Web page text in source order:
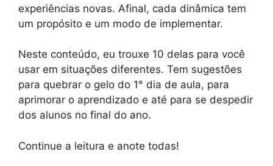
experiências novas. Afinal, cada dinâmica tem
um propósito e um modo de implementar.
Neste conteúdo, eu trouxe 10 delas para você
usar em situações diferentes. Tem sugestões
para quebrar o gelo do 1° dia de aula, para
aprimorar o aprendizado e até para se despedir
dos alunos no final do ano.
Continue a leitura e anote todas!